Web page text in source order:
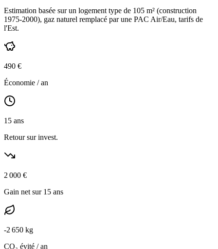
Estimation basée sur un logement type de 105 m² (construction
1975-2000), gaz naturel remplacé par une PAC Air/Eau, tarifs de
l'Est.
490 €
Économie / an
15 ans
Retour sur invest.
2 000 €
Gain net sur 15 ans
-2 650 kg
CO₂ évité / an